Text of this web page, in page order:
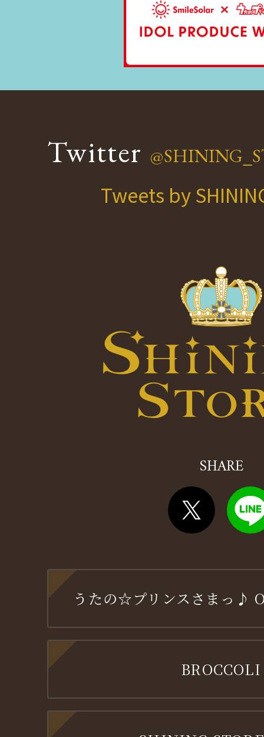
Twitter
Tweets by
SHARE
うたの☆プリンスさまっ♪
BROCCOLI